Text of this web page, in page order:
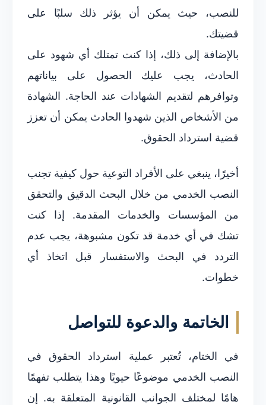
للنصب، حيث يمكن أن يؤثر ذلك سلبًا على
قضيتك.
بالإضافة إلى ذلك، إذا كنت تمتلك أي شهود على
الحادث، يجب عليك الحصول على بياناتهم
وتوافرهم لتقديم الشهادات عند الحاجة. الشهادة
من الأشخاص الذين شهدوا الحادث يمكن أن تعزز
قضية استرداد الحقوق.
أخيرًا، ينبغي على الأفراد التوعية حول كيفية تجنب
النصب الخدمي من خلال البحث الدقيق والتحقق
من المؤسسات والخدمات المقدمة. إذا كنت
تشك في أي خدمة قد تكون مشبوهة، يجب عدم
التردد في البحث والاستفسار قبل اتخاذ أي
خطوات.
الخاتمة والدعوة للتواصل
في الختام، تُعتبر عملية استرداد الحقوق في
النصب الخدمي موضوعًا حيويًا وهذا يتطلب تفهمًا
هامًا لمختلف الجوانب القانونية المتعلقة به. إن